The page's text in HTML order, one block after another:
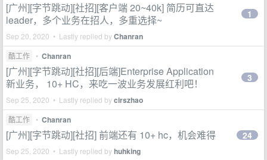
[广州][字节跳动][社招][客户端 20~40k] 简历可直达
leader，多个业务在招人，多重选择~
Sep 20, 2020 • Lastly replied byChanran
1
酷工作 • Chanran
[广州][字节跳动][社招][后端]Enterprise Application
新业务， 10+ HC，来吃一波业务发展红利吧！
Sep 25, 2020 • Lastly replied bycirszhao
3
酷工作 • Chanran
[广州][字节跳动][社招] 前端还有 10+ hc，机会难得
Sep 25, 2020 • Lastly replied byhuhking
24